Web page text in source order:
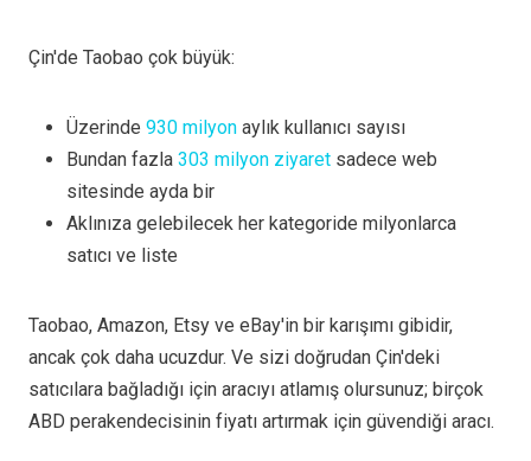
Çin'de Taobao çok büyük:
Üzerinde 930 milyon aylık kullanıcı sayısı
Bundan fazla 303 milyon ziyaret sadece web
sitesinde ayda bir
Aklınıza gelebilecek her kategoride milyonlarca
satıcı ve liste
Taobao, Amazon, Etsy ve eBay'in bir karışımı gibidir,
ancak çok daha ucuzdur. Ve sizi doğrudan Çin'deki
satıcılara bağladığı için aracıyı atlamış olursunuz; birçok
ABD perakendecisinin fiyatı artırmak için güvendiği aracı.